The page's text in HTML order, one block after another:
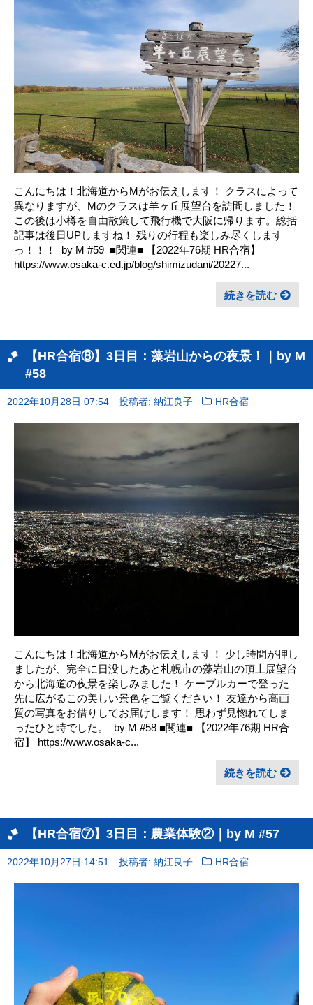
こんにちは！北海道からMがお伝えします！ クラスによって
異なりますが、Mのクラスは羊ヶ丘展望台を訪問しました！ ㅤ
この後は小樽を自由散策して飛行機で大阪に帰ります。総括
記事は後日UPしますね！ 残りの行程も楽しみ尽くします
っ！！！ ㅤ by M #59 ㅤ ■関連■ 【2022年76期 HR合宿】
https://www.osaka-c.ed.jp/blog/shimizudani/20227...
続きを読む
【HR合宿⑧】3日目：藻岩山からの夜景！｜by M
#58
2022年10月28日 07:54 投稿者: 納江良子 HR合宿
こんにちは！北海道からMがお伝えします！ 少し時間が押し
ましたが、完全に日没したあと札幌市の藻岩山の頂上展望台
から北海道の夜景を楽しみました！ ケーブルカーで登った
先に広がるこの美しい景色をご覧ください！ㅤ 友達から高画
質の写真をお借りしてお届けします！ 思わず見惚れてしま
ったひと時でした。 ㅤ by M #58 ■関連■ 【2022年76期 HR合
宿】 https://www.osaka-c...
続きを読む
【HR合宿⑦】3日目：農業体験②｜by M #57
2022年10月27日 14:51 投稿者: 納江良子 HR合宿